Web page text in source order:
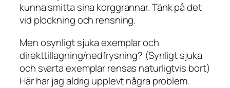
kunna smitta sina korggrannar. Tänk på det
vid plockning och rensning.
Men osynligt sjuka exemplar och
direkttillagning/nedfrysning? (Synligt sjuka
och svarta exemplar rensas naturligtvis bort)
Här har jag aldrig upplevt några problem.